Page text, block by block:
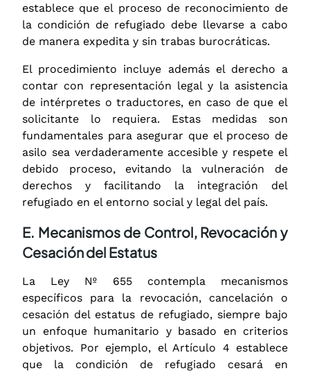
establece que el proceso de reconocimiento de
la condición de refugiado debe llevarse a cabo
de manera expedita y sin trabas burocráticas.
El procedimiento incluye además el derecho a
contar con representación legal y la asistencia
de intérpretes o traductores, en caso de que el
solicitante lo requiera. Estas medidas son
fundamentales para asegurar que el proceso de
asilo sea verdaderamente accesible y respete el
debido proceso, evitando la vulneración de
derechos y facilitando la integración del
refugiado en el entorno social y legal del país.
E. Mecanismos de Control, Revocación y
Cesación del Estatus
La Ley Nº 655 contempla mecanismos
específicos para la revocación, cancelación o
cesación del estatus de refugiado, siempre bajo
un enfoque humanitario y basado en criterios
objetivos. Por ejemplo, el Artículo 4 establece
que la condición de refugiado cesará en